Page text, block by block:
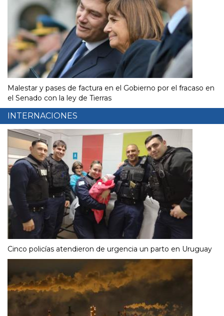
Malestar y pases de factura en el Gobierno por el fracaso en
el Senado con la ley de Tierras
INTERNACIONES
Cinco policías atendieron de urgencia un parto en Uruguay